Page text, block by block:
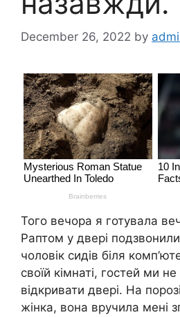
December 26, 2022 by
Того вечора я готувала
Раптом у двері
чоловік сидів біля
своїй кімнаті, гостей ми
відкривати двері. На
жінка, вона вручила мені